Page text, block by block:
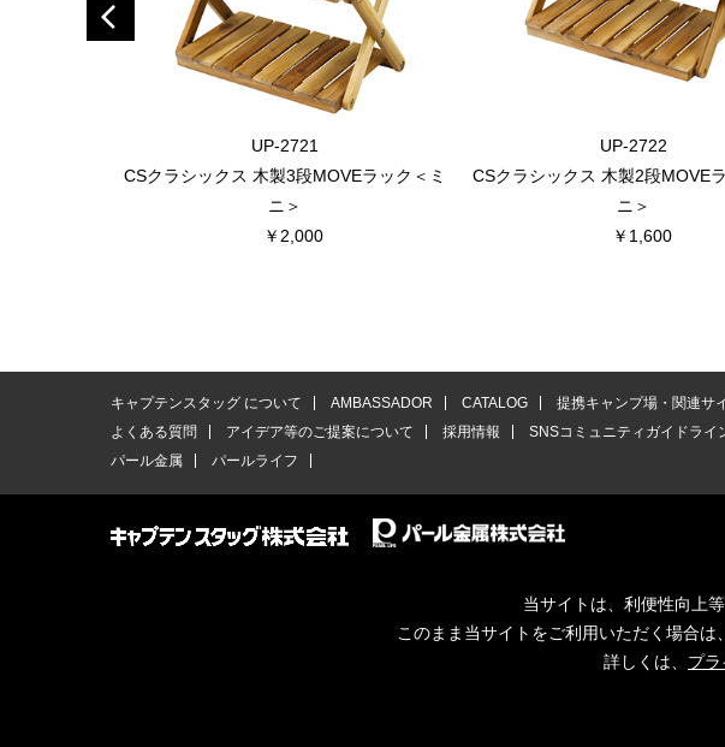
UP-2721
CSクラシックス 木製3段MOVEラック＜ミ
ニ＞
￥2,000
UP-2722
CSクラシックス 木製2段MOVE
ニ＞
￥1,600
キャプテンスタッグ について AMBASSADOR CATALOG 提携キャンプ場・関連サ
よくある質問
アイデア等のご提案について 採用情報 SNSコミュニティガイドライ
パール金属
パールライフ
当サイトは、利便性向上
このまま当サイトをご利用いただく場合は
詳しくは、 プ